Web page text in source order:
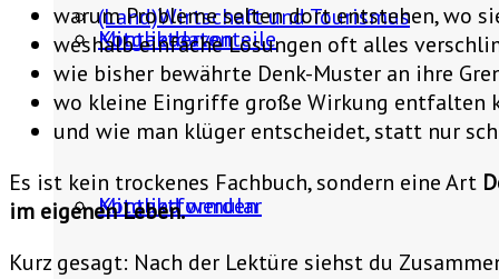
(Land)Wirtschaft und Tourismus
Mitgliedervorteile
Mitglied werden
Kontaktdaten
Kontaktformular
warum Probleme selten dort entstehen, wo
weshalb einfache Lösungen oft alles
wie bisher bewährte Denk-Muster an ihre
wo kleine Eingriffe große Wirkung entfalten
und wie man klüger entscheidet, statt nur
Es ist kein trockenes Fachbuch, sondern eine Art
im eigenen Leben.
Kurz gesagt: Nach der Lektüre siehst du